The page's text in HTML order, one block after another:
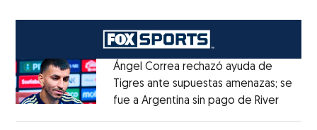
Ángel Correa rechazó ayuda de
Tigres ante supuestas amenazas; se
fue a Argentina sin pago de RiverOpens